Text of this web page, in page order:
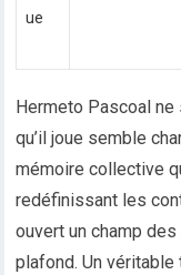
ue
Hermeto Pascoal ne
qu’il joue semble
mémoire collective
redéfinissant les
ouvert un champ
plafond. Un